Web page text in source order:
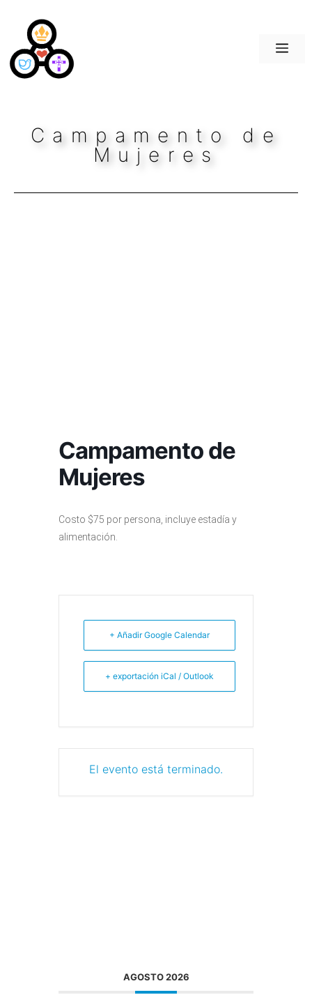
contenido
Campamento de
Mujeres
Campamento de
Mujeres
Costo $75 por persona, incluye estadía y
alimentación.
+ Añadir Google Calendar
+ exportación iCal / Outlook
El evento está terminado.
AGOSTO 2026